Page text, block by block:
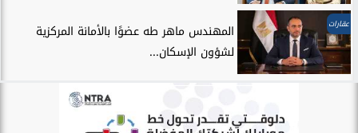
عقارات
المهندس ماهر طه عضوًا بالأمانة المركزية
لشؤون الإسكان...